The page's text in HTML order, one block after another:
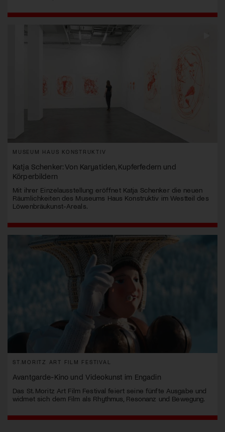
MUSEUM HAUS KONSTRUKTIV
Katja Schenker: Von Karyatiden, Kupferfedern und
Körperbildern
Mit ihrer Einzelausstellung eröffnet Katja Schenker die neuen
Räumlichkeiten des Museums Haus Konstruktiv im Westteil des
Löwenbräukunst-Areals.
ST.MORITZ ART FILM FESTIVAL
Avantgarde-Kino und Videokunst im Engadin
Das St. Moritz Art Film Festival feiert seine fünfte Ausgabe und
widmet sich dem Film als Rhythmus, Resonanz und Bewegung.